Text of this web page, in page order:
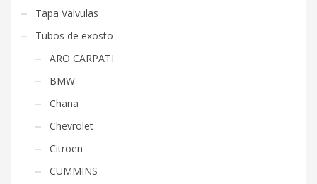
Tapa Valvulas
Tubos de exosto
ARO CARPATI
BMW
Chana
Chevrolet
Citroen
CUMMINS